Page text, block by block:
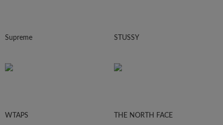
Supreme STUSSY
WTAPS THE NORTH FACE